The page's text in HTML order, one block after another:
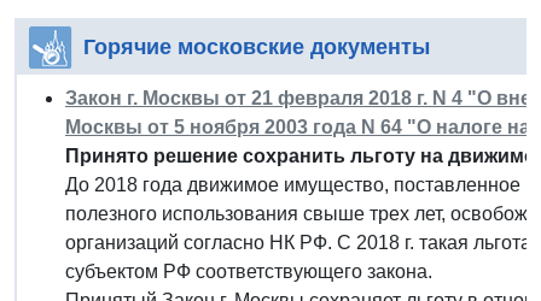
Горячие московские документы
Закон г. Москвы от 21 февраля 2018 г. N 4 "О
Москвы от 5 ноября 2003 года N 64 "О налоге
Принято решение сохранить льготу на
До 2018 года движимое имущество, поставленное
полезного использования свыше трех лет,
организаций согласно НК РФ. С 2018 г. такая
субъектом РФ соответствующего закона.